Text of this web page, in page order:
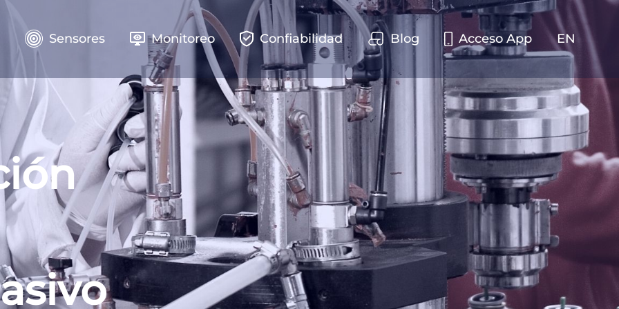
Sensores Monitoreo Confiabilidad Blog Acceso App EN